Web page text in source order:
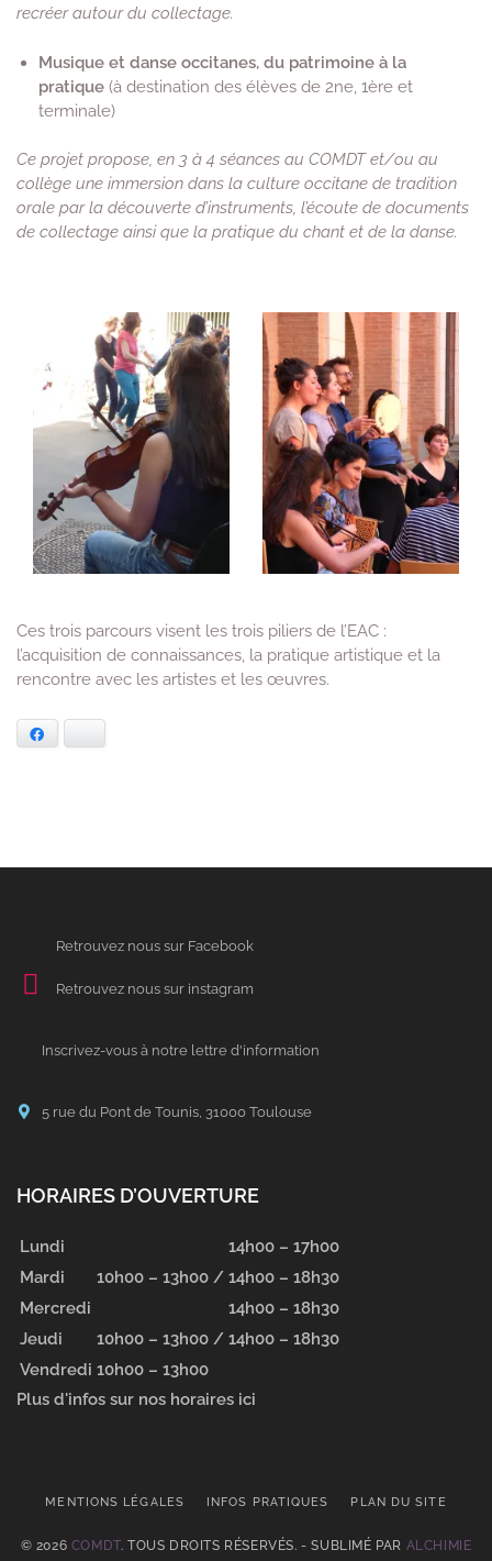
recréer autour du collectage.
Musique et danse occitanes, du patrimoine à la
pratique (à destination des élèves de 2ne, 1ère et
terminale)
Ce projet propose, en 3 à 4 séances au COMDT et/ou au
collège une immersion dans la culture occitane de tradition
orale par la découverte d’instruments, l’écoute de documents
de collectage ainsi que la pratique du chant et de la danse.
Ces trois parcours visent les trois piliers de l’EAC :
l’acquisition de connaissances, la pratique artistique et la
rencontre avec les artistes et les œuvres.
Retrouvez nous sur Facebook
Retrouvez nous sur instagram
Inscrivez-vous à notre lettre d'information
5 rue du Pont de Tounis, 31000 Toulouse
HORAIRES D’OUVERTURE
Lundi
14h00 – 17h00
Mardi
10h00 – 13h00 / 14h00 – 18h30
Mercredi
14h00 – 18h30
Jeudi
10h00 – 13h00 / 14h00 – 18h30
Vendredi 10h00 – 13h00
Plus d'infos sur nos horaires ici
MENTIONS LÉGALES INFOS PRATIQUES PLAN DU SITE
© 2026 COMDT. TOUS DROITS RÉSERVÉS. - SUBLIMÉ PAR ALCHIMIE